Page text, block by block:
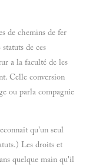
de chemins de fer
de ces
a la faculté de les
Celle conversion
ou parla compagnie
qu'un seul
Les droits et
quelque main qu'il